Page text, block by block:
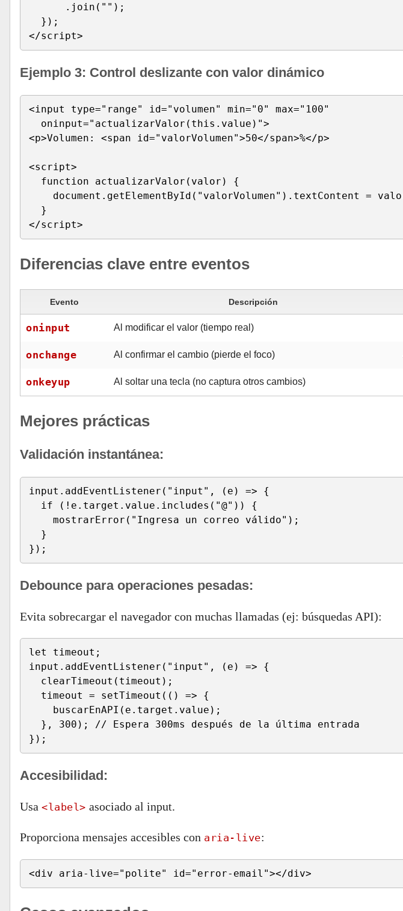
      .join("");
  });
</script>
Ejemplo 3: Control deslizante con valor dinámico
<input type="range" id="volumen" min="0" max="100"
  oninput="actualizarValor(this.value)">
<p>Volumen: <span id="valorVolumen">50</span>%</p>
<script>
  function actualizarValor(valor) {
document.getElementById("valorVolumen").textContent =
  }
</script>
Diferencias clave entre eventos
Evento Descripción
oninput Al modificar el valor (tiempo real)
onchange Al confirmar el cambio (pierde el foco)
onkeyup Al soltar una tecla (no captura otros cambios)
Mejores prácticas
Validación instantánea:
input.addEventListener("input", (e) => {
  if (!e.target.value.includes("@")) {
    mostrarError("Ingresa un correo válido");
  }
});
Debounce para operaciones pesadas:
Evita sobrecargar el navegador con muchas llamadas (ej: búsquedas API):
let timeout;
input.addEventListener("input", (e) => {
  clearTimeout(timeout);
  timeout = setTimeout(() => {
    buscarEnAPI(e.target.value);
  }, 300); // Espera 300ms después de la última entrada
});
Accesibilidad:
Usa <label> asociado al input.
Proporciona mensajes accesibles con aria-live:
<div aria-live="polite" id="error-email"></div>